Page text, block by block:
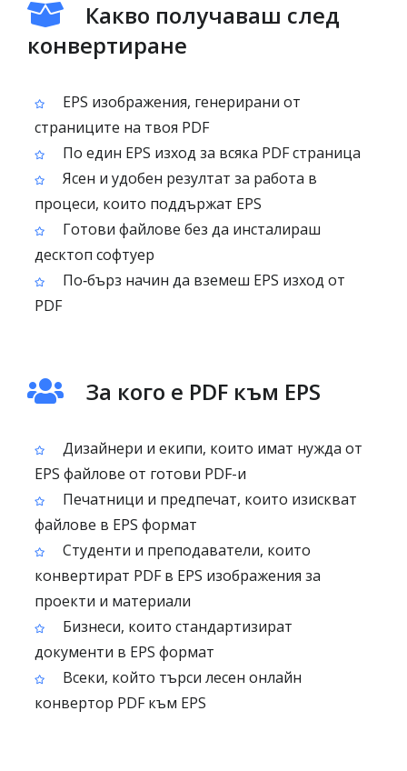
Какво получаваш след
конвертиране
EPS изображения, генерирани от
страниците на твоя PDF
По един EPS изход за всяка PDF страница
Ясен и удобен резултат за работа в
процеси, които поддържат EPS
Готови файлове без да инсталираш
десктоп софтуер
По‑бърз начин да вземеш EPS изход от
PDF
За кого е PDF към EPS
Дизайнери и екипи, които имат нужда от
EPS файлове от готови PDF-и
Печатници и предпечат, които изискват
файлове в EPS формат
Студенти и преподаватели, които
конвертират PDF в EPS изображения за
проекти и материали
Бизнеси, които стандартизират
документи в EPS формат
Всеки, който търси лесен онлайн
конвертор PDF към EPS